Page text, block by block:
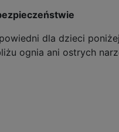
dla dzieci
ognia ani ostrych